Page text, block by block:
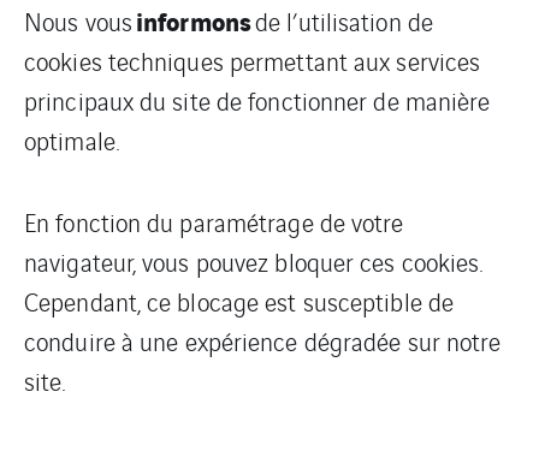
Nous vousinformonsde l’utilisation de
cookies techniques permettant aux services
principaux du site de fonctionner de manière
optimale.
En fonction du paramétrage de votre
navigateur, vous pouvez bloquer ces cookies.
Cependant, ce blocage est susceptible de
conduire à une expérience dégradée sur notre
site.